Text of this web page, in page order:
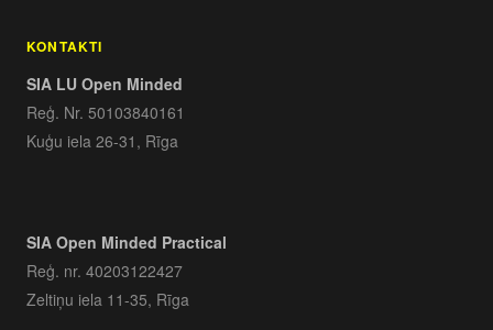
KONTAKTI
SIA LU Open Minded
Reģ. Nr. 50103840161
Kuģu iela 26-31, Rīga
SIA Open Minded Practical
Reģ. nr. 40203122427
Zeltiņu iela 11-35, Rīga